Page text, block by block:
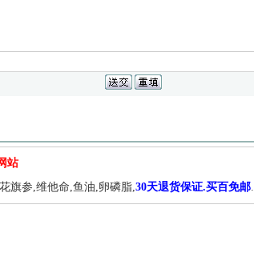
站
旗参,维他命,鱼油,卵磷脂,30天退货保证.买百免邮.